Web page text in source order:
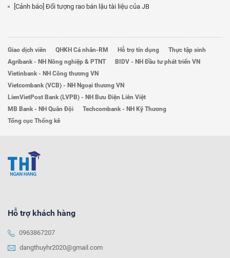
[Cảnh báo] Đối tượng rao bán lậu tài liệu của JB
Giao dịch viên QHKH Cá nhân-RM Hỗ trợ tín dụng
Thực tập sinh
Agribank - NH Nông nghiệp & PTNT
BIDV - NH Đầu tư phát triển VN
Vietinbank - NH Công thương VN
Vietcombank (VCB) - NH Ngoại thương VN
LienVietPost Bank (LVPB) - NH Bưu Điện Liên Việt
MB Bank - NH Quân Đội
Techcombank - NH Kỹ Thương
Tổng cục Thống kê
Hỗ trợ khách hàng
0963867207
dangthuyhr2020@gmail.com